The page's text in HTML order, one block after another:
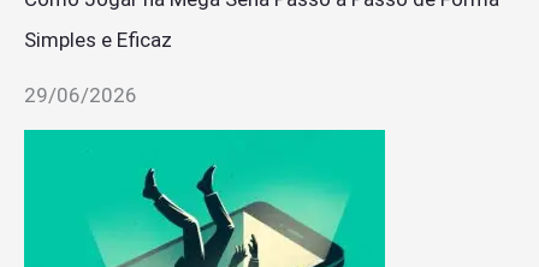
Simples e Eficaz
29/06/2026